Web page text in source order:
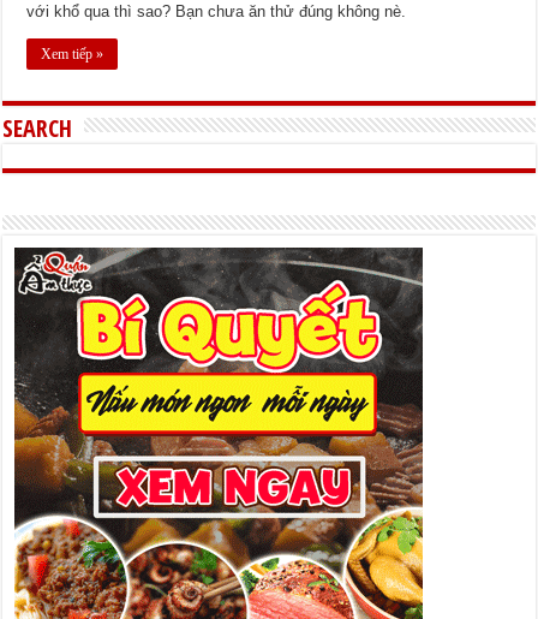
với khổ qua thì sao? Bạn chưa ăn thử đúng không nè.
Xem tiếp »
SEARCH